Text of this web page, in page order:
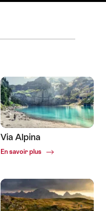
Via Alpina
En savoir plus
Common.Of